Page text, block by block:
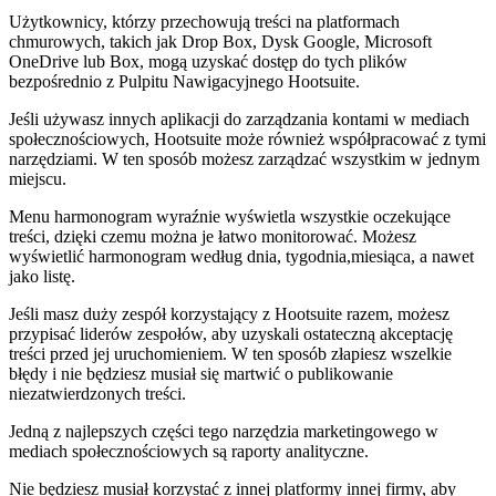
Użytkownicy, którzy przechowują treści na platformach
chmurowych, takich jak Drop Box, Dysk Google, Microsoft
OneDrive lub Box, mogą uzyskać dostęp do tych plików
bezpośrednio z Pulpitu Nawigacyjnego Hootsuite.
Jeśli używasz innych aplikacji do zarządzania kontami w mediach
społecznościowych, Hootsuite może również współpracować z tymi
narzędziami. W ten sposób możesz zarządzać wszystkim w jednym
miejscu.
Menu harmonogram wyraźnie wyświetla wszystkie oczekujące
treści, dzięki czemu można je łatwo monitorować. Możesz
wyświetlić harmonogram według dnia, tygodnia,miesiąca, a nawet
jako listę.
Jeśli masz duży zespół korzystający z Hootsuite razem, możesz
przypisać liderów zespołów, aby uzyskali ostateczną akceptację
treści przed jej uruchomieniem. W ten sposób złapiesz wszelkie
błędy i nie będziesz musiał się martwić o publikowanie
niezatwierdzonych treści.
Jedną z najlepszych części tego narzędzia marketingowego w
mediach społecznościowych są raporty analityczne.
Nie będziesz musiał korzystać z innej platformy innej firmy, aby